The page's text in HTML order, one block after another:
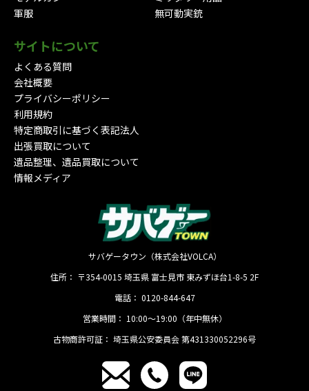
軍服
無可動実銃
サイトについて
よくある質問
会社概要
プライバシーポリシー
利用規約
特定商取引に基づく表記法人
出張買取について
遺品整理、遺品買取について
情報メディア
サバゲータウン（株式会社VOLCA）
住所： 〒354-0015 埼玉県 富士見市 東みずほ台1-8-5 2F
電話： 0120-844-647
営業時間： 10:00〜19:00（年中無休）
古物商許可証： 埼玉県公安委員会 第431330052296号